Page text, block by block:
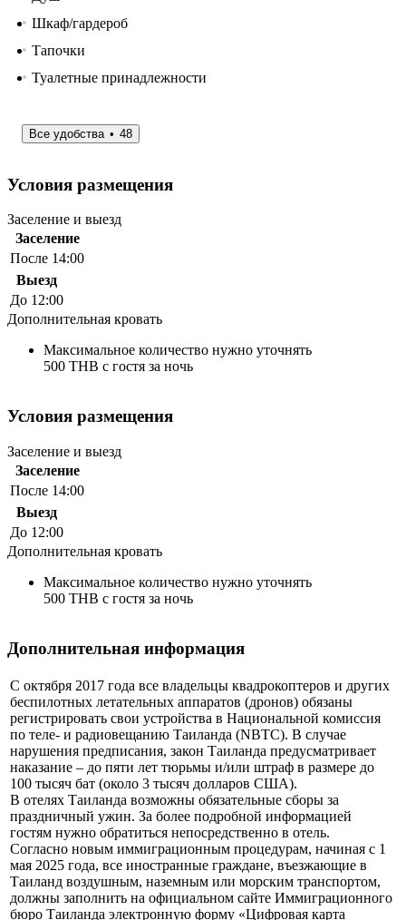
Шкаф/гардероб
Тапочки
Туалетные принадлежности
Все удобства 48
Условия размещения
Заселение и выезд
Заселение
После 14:00
Выезд
До 12:00
Дополнительная кровать
Максимальное количество нужно уточнять
500 THB с гостя за ночь
Условия размещения
Заселение и выезд
Заселение
После 14:00
Выезд
До 12:00
Дополнительная кровать
Максимальное количество нужно уточнять
500 THB с гостя за ночь
Дополнительная информация
С октября 2017 года все владельцы квадрокоптеров и других
беспилотных летательных аппаратов (дронов) обязаны
регистрировать свои устройства в Национальной комиссия
по теле- и радиовещанию Таиланда (NBTC). В случае
нарушения предписания, закон Таиланда предусматривает
наказание – до пяти лет тюрьмы и/или штраф в размере до
100 тысяч бат (около 3 тысяч долларов США).
В отелях Таиланда возможны обязательные сборы за
праздничный ужин. За более подробной информацией
гостям нужно обратиться непосредственно в отель.
Согласно новым иммиграционным процедурам, начиная с 1
мая 2025 года, все иностранные граждане, въезжающие в
Таиланд воздушным, наземным или морским транспортом,
должны заполнить на официальном сайте Иммиграционного
бюро Таиланда электронную форму «Цифровая карта